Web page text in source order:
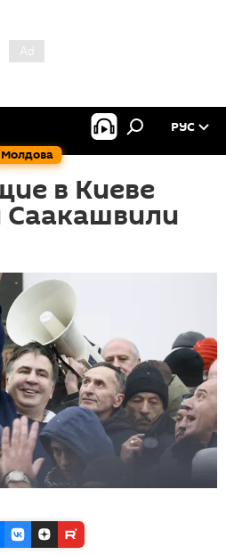
Молдова
РУС
в Киеве
Саакашвили